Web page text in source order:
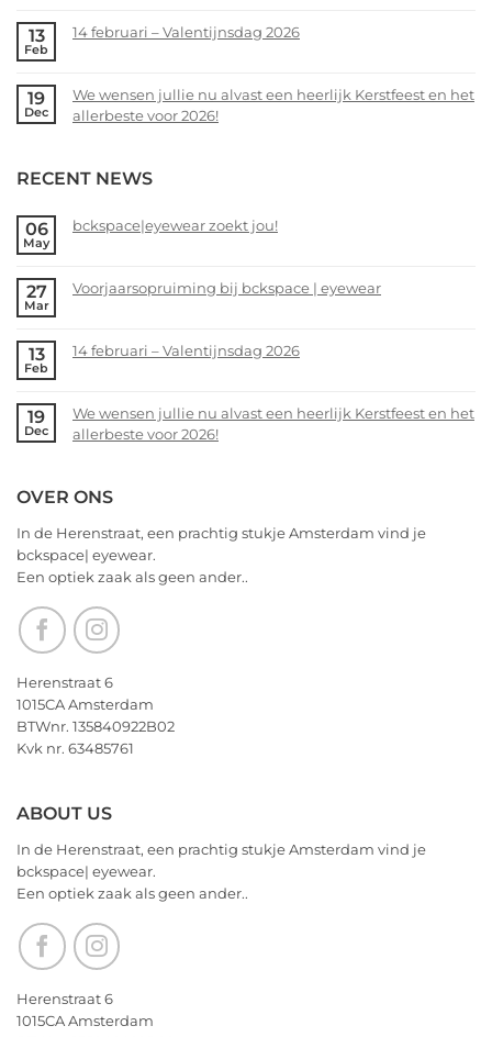
jou!
on
bckspace
|
13
Feb
14 februari – Valentijnsdag 2026
on
14
Valentijnsdag
19
Dec
We wensen jullie nu alvast een heerlijk Kerstfeest en het
allerbeste voor 2026!
on
wensen
alvast
Kerstfeest
allerbeste
voor
RECENT NEWS
06
May
bckspace|eyewear zoekt jou!
on
jou!
27
Mar
Voorjaarsopruiming bij bckspace | eyewear
on
bckspace
|
13
Feb
14 februari – Valentijnsdag 2026
on
14
Valentijnsdag
19
Dec
We wensen jullie nu alvast een heerlijk Kerstfeest en het
allerbeste voor 2026!
on
wensen
jullie
nu
alvast
een
heerlijk
en
het
allerbeste
voor
OVER ONS
In de Herenstraat, een prachtig stukje Amsterdam vind je
bckspace| eyewear.
Een optiek zaak als geen ander..
Herenstraat 6
1015CA Amsterdam
BTWnr. 135840922B02
Kvk nr. 63485761
ABOUT US
In de Herenstraat, een prachtig stukje Amsterdam vind je
bckspace| eyewear.
Een optiek zaak als geen ander..
Herenstraat 6
1015CA Amsterdam